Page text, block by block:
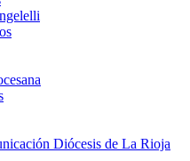
Diócesis de La Rioja